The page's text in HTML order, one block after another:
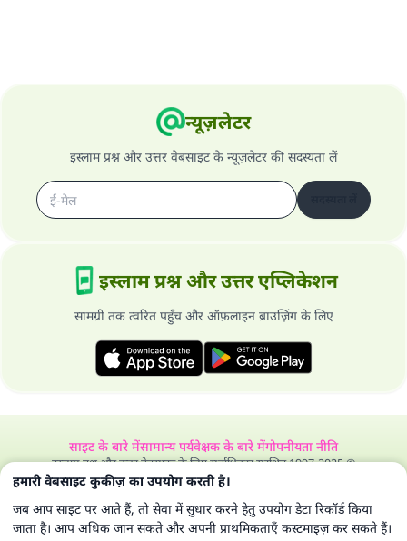
न्यूज़लेटर
इस्लाम प्रश्न और उत्तर वेबसाइट के न्यूज़लेटर की सदस्यता लें
इस्लाम प्रश्न और उत्तर एप्लिकेशन
सामग्री तक त्वरित पहुँच और ऑफ़लाइन ब्राउज़िंग के लिए
साइट के बारे मेंसामान्य पर्यवेक्षक के बारे मेंगोपनीयता नीति
इस्लाम प्रश्न और उत्तर वेबसाइट के लिए सर्वाधिकार सुरक्षित 1997-2025 ©
हमारी वेबसाइट कुकीज़ का उपयोग करती है।
जब आप साइट पर आते हैं, तो सेवा में सुधार करने हेतु उपयोग डेटा रिकॉर्ड किया
जाता है। आप अधिक जान सकते और अपनी प्राथमिकताएँ कस्टमाइज़ कर सकते हैं।